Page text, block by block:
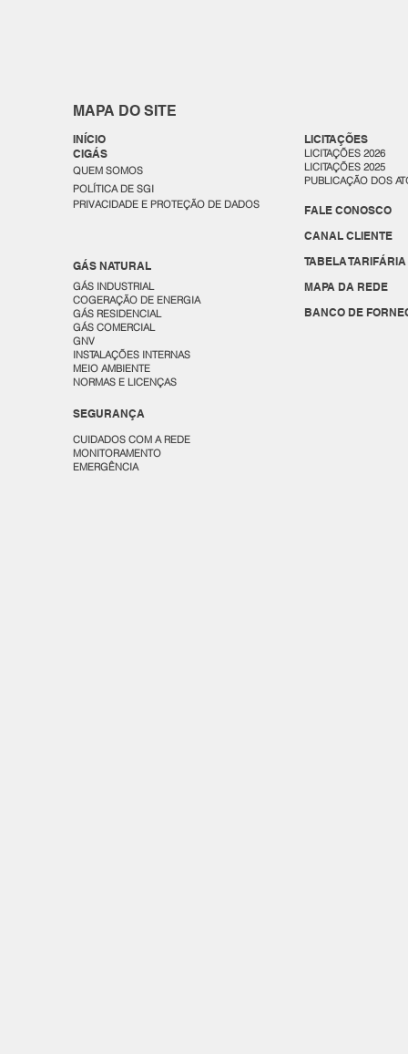
MAPA DO SITE
LICITAÇÕES
LICITAÇÕES 2026
LICITAÇÕES 2025
PUBLICAÇÃO DOS
INÍCIO
CIGÁS
QUEM SOMOS
FALE CONOSCO
CANAL CLIENTE
TABELA TARIFÁRIA
MAPA DA REDE
BANCO DE
GÁS NATURAL
POLÍTICA DE SGI
PRIVACIDADE E PROTEÇÃO DE DADOS
GÁS INDUSTRIAL
COGERAÇÃO DE ENERGIA
GÁS RESIDENCIAL
GÁS COMERCIAL
GNV
INSTALAÇÕES INTERNAS
MEIO AMBIENTE
NORMAS E LICENÇAS
SEGURANÇA
CUIDADOS COM A REDE
MONITORAMENTO
EMERGÊNCIA